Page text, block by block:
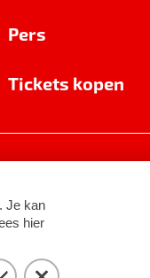
Pers
Tickets kopen